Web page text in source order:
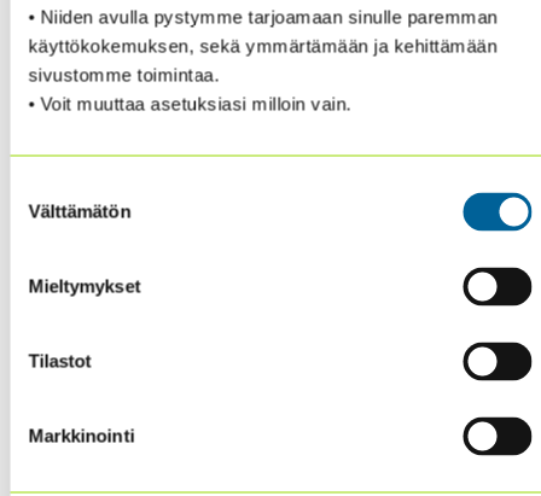
• Niiden avulla pystymme tarjoamaan sinulle paremman
käyttökokemuksen, sekä ymmärtämään ja kehittämään
sivustomme toimintaa.
• Voit muuttaa asetuksiasi milloin vain.
valinta
Välttämätön
Mieltymykset
Tilastot
Markkinointi
VIIMEISIMMÄT UUTISET
ECIIA:LTA
kirjauduttuasi jäsenalueelle, ”
aiemmat numerot.
🤝Et vielä jäsen? Katso